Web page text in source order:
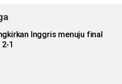
Inggris menuju final
1